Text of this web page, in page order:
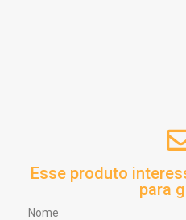
Esse produto
para
Nome